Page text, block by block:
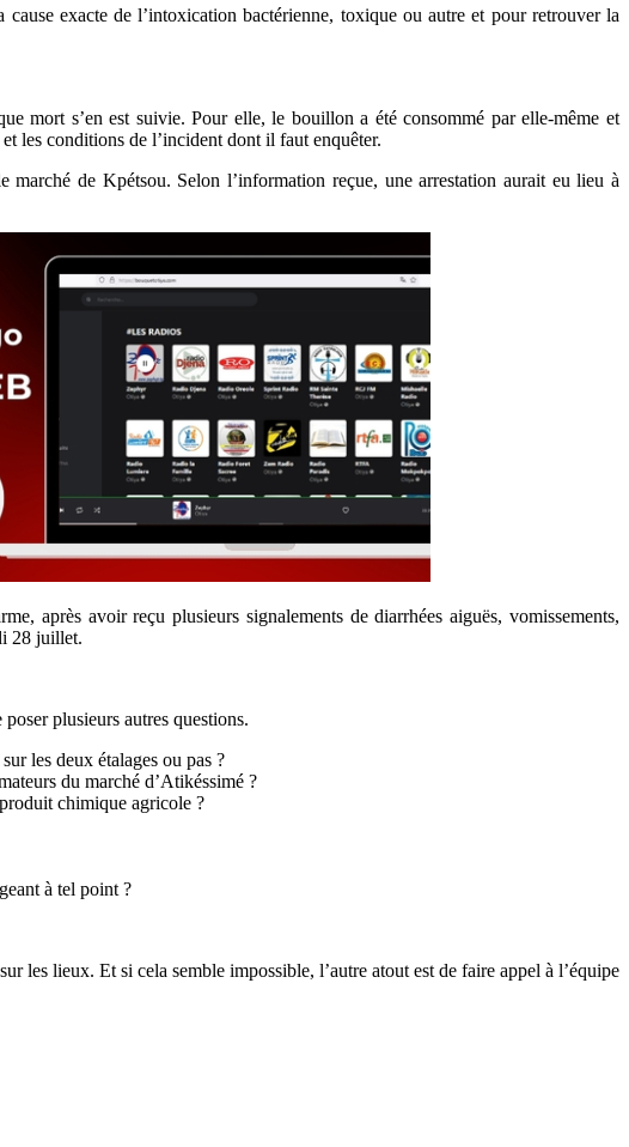
exacte de l’intoxication bactérienne, toxique ou autre et pour retrouver la
mort s’en est suivie. Pour elle, le bouillon a été consommé par elle-même et
les conditions de l’incident dont il faut enquêter.
de Kpétsou. Selon l’information reçue, une arrestation aurait eu lieu à
après avoir reçu plusieurs signalements de diarrhées aiguës, vomissements,
28 juillet.
plusieurs autres questions.
les deux étalages ou pas ?
du marché d’Atikéssimé ?
chimique agricole ?
à tel point ?
les lieux. Et si cela semble impossible, l’autre atout est de faire appel à l’équipe